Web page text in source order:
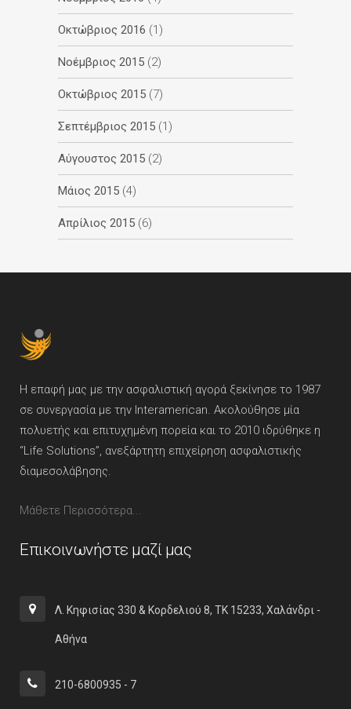
Οκτώβριος 2016 (1)
Νοέμβριος 2015 (2)
Οκτώβριος 2015 (7)
Σεπτέμβριος 2015 (1)
Αύγουστος 2015 (2)
Μάιος 2015 (4)
Απρίλιος 2015 (6)
Η επαφή μας με την ασφαλιστική αγορά ξεκίνησε το 1987
σε συνεργασία με την Interamerican. Ακολούθησε μία
πολυετής και επιτυχημένη πορεία και το 2010 ιδρύθηκε η
“Life Solutions”, ανεξάρτητη επιχείρηση ασφαλιστικής
διαμεσολάβησης.
Μάθετε Περισσότερα...
Επικοινωνήστε μαζί μας
Λ. Κηφισίας 330 & Κορδελιού 8, ΤΚ 15233, Χαλάνδρι -
Αθήνα
210-6800935 - 7